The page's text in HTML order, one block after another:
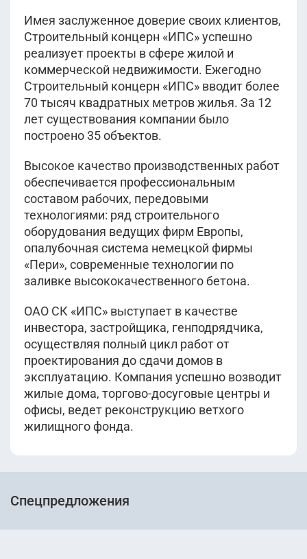
Имея заслуженное доверие своих клиентов,
Строительный концерн «ИПС» успешно
реализует проекты в сфере жилой и
коммерческой недвижимости. Ежегодно
Строительный концерн «ИПС» вводит более
70 тысяч квадратных метров жилья. За 12
лет существования компании было
построено 35 объектов.
Высокое качество производственных работ
обеспечивается профессиональным
составом рабочих, передовыми
технологиями: ряд строительного
оборудования ведущих фирм Европы,
опалубочная система немецкой фирмы
«Пери», современные технологии по
заливке высококачественного бетона.
ОАО СК «ИПС» выступает в качестве
инвестора, застройщика, генподрядчика,
осуществляя полный цикл работ от
проектирования до сдачи домов в
эксплуатацию. Компания успешно возводит
жилые дома, торгово-досуговые центры и
офисы, ведет реконструкцию ветхого
жилищного фонда.
Спецпредложения